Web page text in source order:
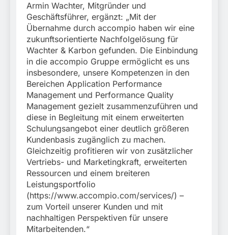
Armin Wachter, Mitgründer und
Geschäftsführer, ergänzt: „Mit der
Übernahme durch accompio haben wir eine
zukunftsorientierte Nachfolgelösung für
Wachter & Karbon gefunden. Die Einbindung
in die accompio Gruppe ermöglicht es uns
insbesondere, unsere Kompetenzen in den
Bereichen Application Performance
Management und Performance Quality
Management gezielt zusammenzuführen und
diese in Begleitung mit einem erweiterten
Schulungsangebot einer deutlich größeren
Kundenbasis zugänglich zu machen.
Gleichzeitig profitieren wir von zusätzlicher
Vertriebs- und Marketingkraft, erweiterten
Ressourcen und einem breiteren
Leistungsportfolio
(https://www.accompio.com/services/) –
zum Vorteil unserer Kunden und mit
nachhaltigen Perspektiven für unsere
Mitarbeitenden.“